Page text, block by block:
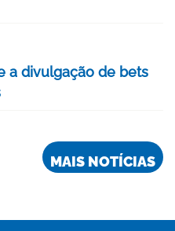
a divulgação de bets
MAIS NOTÍCIAS